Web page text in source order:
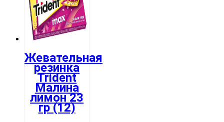
Жевательная
резинка
Trident
Малина
лимон 23
гр (12)